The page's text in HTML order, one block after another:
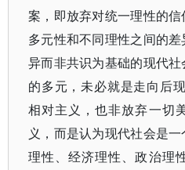
案，即放弃对统一理性的
多元性和不同理性之间的
异而非共识为基础的现代
的多元，未必就是走向后
相对主义，也非放弃一切
义，而是认为现代社会是
理性、经济理性、政治理